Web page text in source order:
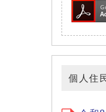
個人住